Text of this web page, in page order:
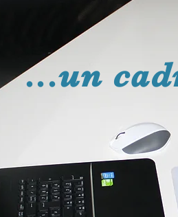
...un